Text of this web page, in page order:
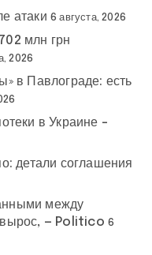
атаки 6 августа, 2026
млн грн
2026
в Павлограде: есть
в Украине –
детали соглашения
между
вырос, — Politico 6